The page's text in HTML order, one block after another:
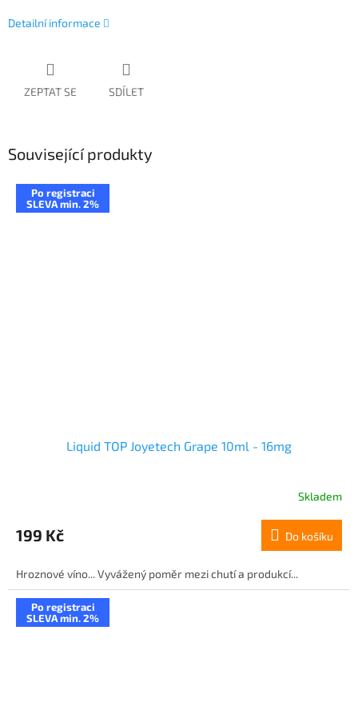
Detailní informace
ZEPTAT SE SDÍLET
Související produkty
Po registraci
SLEVA min. 2%
Liquid TOP Joyetech Grape 10ml - 16mg
Skladem
199 Kč Do košíku
Hroznové víno... Vyvážený poměr mezi chutí a produkcí...
Po registraci
SLEVA min. 2%